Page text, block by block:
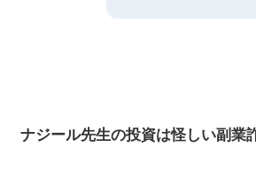
ナジール先生の投資は怪しい副業